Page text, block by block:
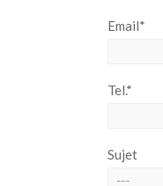
Email*
Tel.*
Sujet